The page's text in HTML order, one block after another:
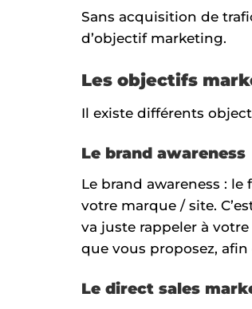
Sans acquisition de
d’objectif marketing.
Les objectifs
Il existe différents
Le brand awareness
Le brand awareness :
votre marque / site.
va juste rappeler à
que vous proposez,
Le direct sales